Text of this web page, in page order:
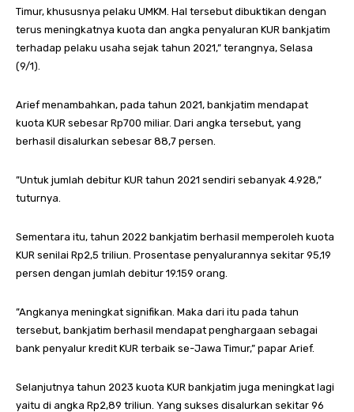
Timur, khususnya pelaku UMKM. Hal tersebut dibuktikan dengan
terus meningkatnya kuota dan angka penyaluran KUR bankjatim
terhadap pelaku usaha sejak tahun 2021,” terangnya, Selasa
(9/1).
Arief menambahkan, pada tahun 2021, bankjatim mendapat
kuota KUR sebesar Rp700 miliar. Dari angka tersebut, yang
berhasil disalurkan sebesar 88,7 persen.
”Untuk jumlah debitur KUR tahun 2021 sendiri sebanyak 4.928,”
tuturnya.
Sementara itu, tahun 2022 bankjatim berhasil memperoleh kuota
KUR senilai Rp2,5 triliun. Prosentase penyalurannya sekitar 95,19
persen dengan jumlah debitur 19.159 orang.
”Angkanya meningkat signifikan. Maka dari itu pada tahun
tersebut, bankjatim berhasil mendapat penghargaan sebagai
bank penyalur kredit KUR terbaik se-Jawa Timur,” papar Arief.
Selanjutnya tahun 2023 kuota KUR bankjatim juga meningkat lagi
yaitu di angka Rp2,89 triliun. Yang sukses disalurkan sekitar 96